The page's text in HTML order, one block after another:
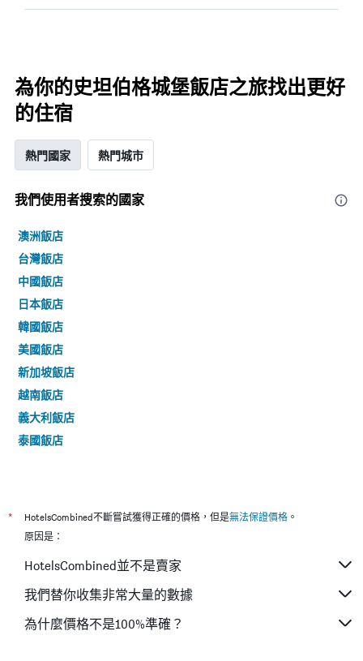
為你的史坦伯格城堡飯店之旅找出更好
的住宿
熱門國家 熱門城市
我們使用者搜索的國家
澳洲飯店
台灣飯店
中國飯店
日本飯店
韓國飯店
美國飯店
新加坡飯店
越南飯店
義大利飯店
泰國飯店
* HotelsCombined不斷嘗試獲得正確的價格，但是無法保證價格 。
原因是：
HotelsCombined並不是賣家
我們替你收集非常大量的數據
為什麼價格不是100%準確？